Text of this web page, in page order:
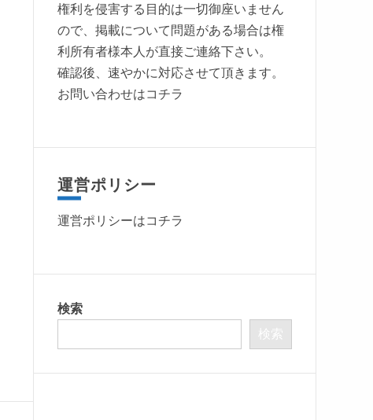
権利を侵害する目的は一切御座いません
ので、掲載について問題がある場合は権
利所有者様本人が直接ご連絡下さい。
確認後、速やかに対応させて頂きます。
お問い合わせはコチラ
運営ポリシー
運営ポリシーはコチラ
検索
検索